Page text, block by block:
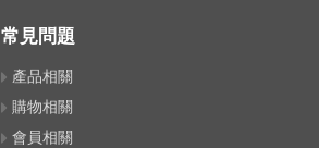
常見問題
產品相關
購物相關
會員相關